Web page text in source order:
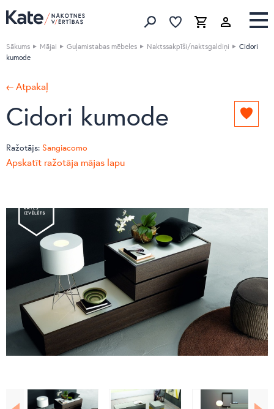
Meklēt produktus
IzlaseGrozs Izlase
Sākums Mājai Guļamistabas mēbeles Naktssakpīši/naktsgaldiņi
Cidori
kumode
← Atpakaļ
Cidori kumode
Ražotājs: Sangiacomo
Apskatīt ražotāja mājas lapu